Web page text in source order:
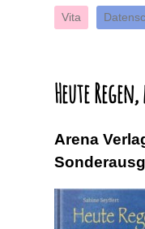
Vita
Heute
Arena